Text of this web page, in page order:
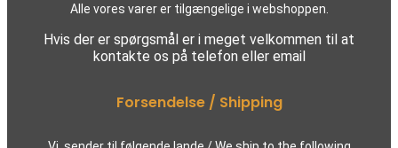
Alle vores varer er tilgængelige i webshoppen.
Hvis der er spørgsmål er i meget velkommen til at
kontakte os på telefon eller email
Forsendelse / Shipping